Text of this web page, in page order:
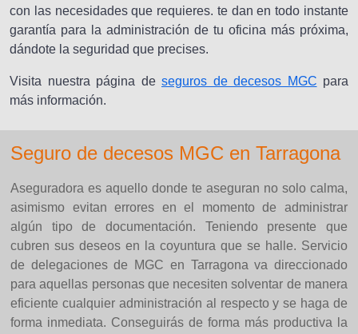
con las necesidades que requieres. te dan en todo instante
garantía para la administración de tu oficina más próxima,
dándote la seguridad que precises.
Visita nuestra página de seguros de decesos MGC para
más información.
Seguro de decesos MGC en Tarragona
Aseguradora es aquello donde te aseguran no solo calma,
asimismo evitan errores en el momento de administrar
algún tipo de documentación. Teniendo presente que
cubren sus deseos en la coyuntura que se halle. Servicio
de delegaciones de MGC en Tarragona va direccionado
para aquellas personas que necesiten solventar de manera
eficiente cualquier administración al respecto y se haga de
forma inmediata. Conseguirás de forma más productiva la